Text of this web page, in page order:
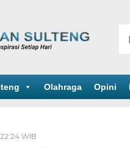
Olahraga Opini
WIB